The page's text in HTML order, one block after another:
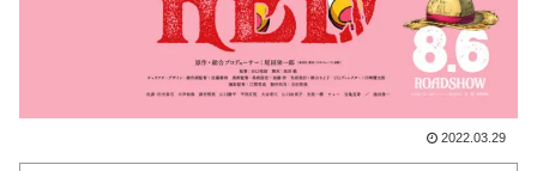
がないんだそうです」
中国人「サッカー日本代表、
9月の親善試合の相手が確
定！」 中国人「今までは実質
的に全て引き分け」「野球のリ
2022.03.29